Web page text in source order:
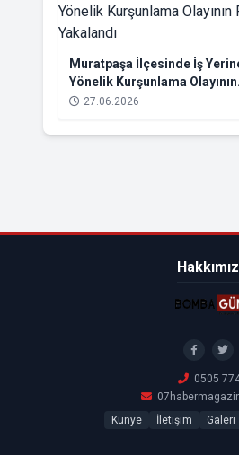
Muratpaşa İlçesinde İş
Yönelik Kurşunlama Olayının
Failleri Yakalandı
27.06.2026
0505
Künye
İletişim Galeri